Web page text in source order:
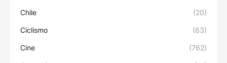
Chile (20)
Ciclismo (63)
Cine (762)